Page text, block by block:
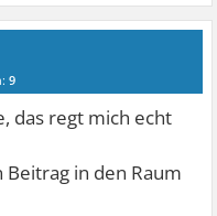
9
das regt mich echt
in den Raum